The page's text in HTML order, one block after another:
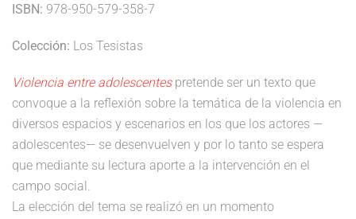
ISBN: 978-950-579-358-7
Colección: Los Tesistas
Violencia entre adolescentespretende ser un texto que
convoque a la reflexión sobre la temática de la violencia en
diversos espacios y escenarios en los que los actores —
adolescentes— se desenvuelven y por lo tanto se espera
que mediante su lectura aporte a la intervención en el
campo social.
La elección del tema se realizó en un momento